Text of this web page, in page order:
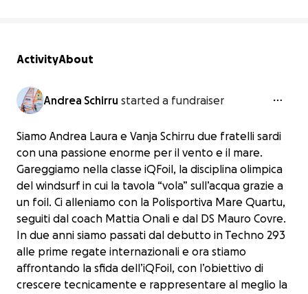
ActivityAbout
Andrea Schirru started a fundraiser
Siamo Andrea Laura e Vanja Schirru due fratelli sardi
con una passione enorme per il vento e il mare.
Gareggiamo nella classe iQFoil, la disciplina olimpica
del windsurf in cui la tavola “vola” sull’acqua grazie a
un foil. Ci alleniamo con la Polisportiva Mare Quartu,
seguiti dal coach Mattia Onali e dal DS Mauro Covre.
In due anni siamo passati dal debutto in Techno 293
alle prime regate internazionali e ora stiamo
aﬀrontando la sfida dell’iQFoil, con l’obiettivo di
crescere tecnicamente e rappresentare al meglio la